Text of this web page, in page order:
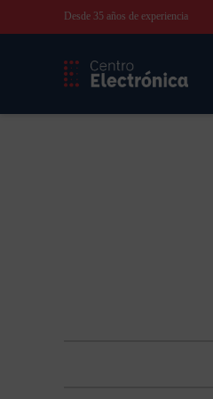
Desde 35 años de experiencia